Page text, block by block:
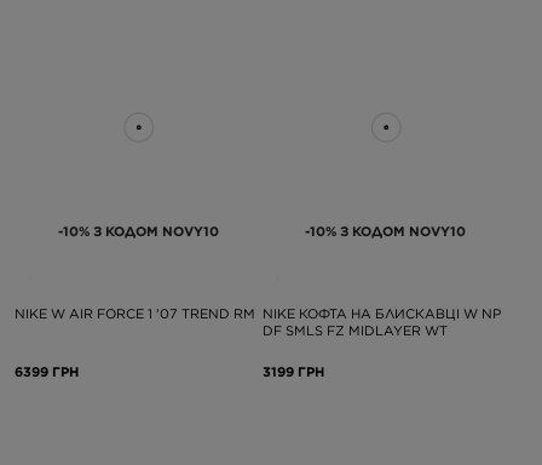
-10% З КОДОМ NOVY10
NIKE W AIR FORCE 1 '07 TREND RM
6399 ГРН
-10% З КОДОМ NOVY10
NIKE КОФТА НА БЛИСКАВЦІ W NP
DF SMLS FZ MIDLAYER WT
3199 ГРН